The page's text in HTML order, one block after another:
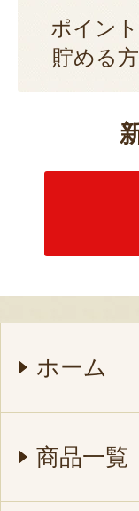
ポイン
貯める
ホーム
商品一覧